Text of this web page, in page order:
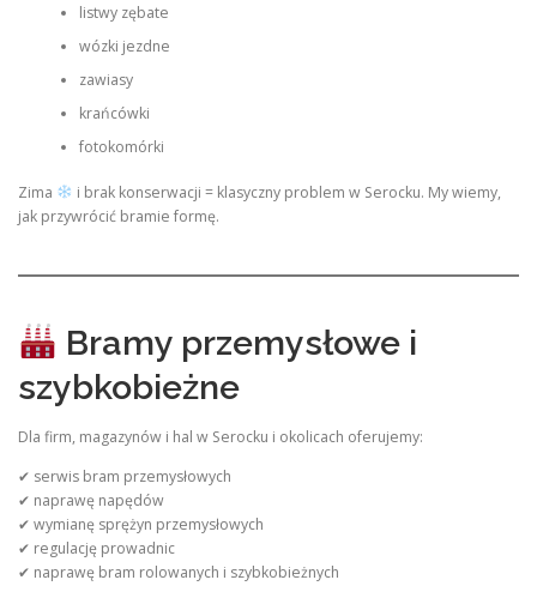
listwy zębate
wózki jezdne
zawiasy
krańcówki
fotokomórki
Zima
i brak konserwacji = klasyczny problem w Serocku. My wiemy,
jak przywrócić bramie formę.
Bramy przemysłowe i
szybkobieżne
Dla firm, magazynów i hal w Serocku i okolicach oferujemy:
✔ serwis bram przemysłowych
✔ naprawę napędów
✔ wymianę sprężyn przemysłowych
✔ regulację prowadnic
✔ naprawę bram rolowanych i szybkobieżnych